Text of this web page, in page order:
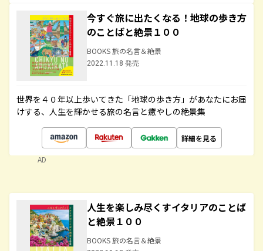
今すぐ旅に出たくなる！地球の歩き方
のことばと絶景１００
BOOKS 旅の名言＆絶景
2022.11.18 発売
世界を４０年以上歩いてきた「地球の歩き方」があなたにお届
けする、人生を輝かせる旅の名言と癒やしの絶景集
詳細を見る
AD
人生を楽しみ尽くすイタリアのことば
と絶景１００
BOOKS 旅の名言＆絶景